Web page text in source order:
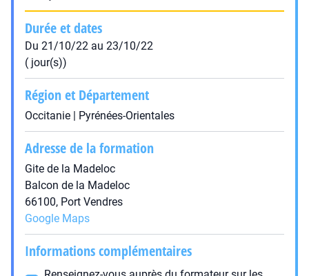
Durée et dates
Du 21/10/22 au 23/10/22
( jour(s))
Région et Département
Occitanie | Pyrénées-Orientales
Adresse de la formation
Gite de la Madeloc
Balcon de la Madeloc
66100, Port Vendres
Google Maps
Informations complémentaires